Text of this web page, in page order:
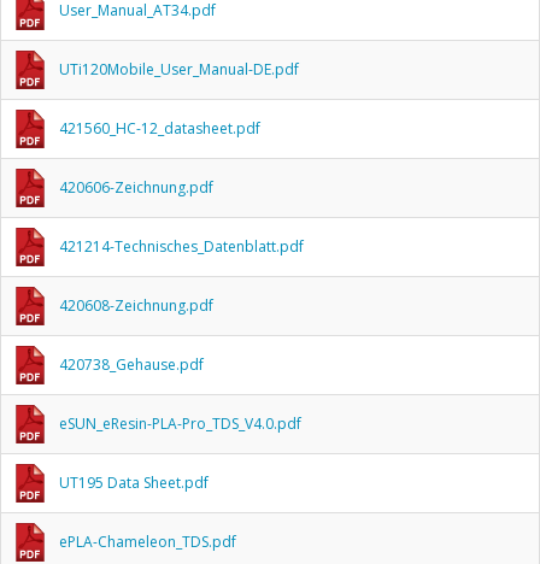
User_Manual_AT34.pdf
UTi120Mobile_User_Manual-DE.pdf
421560_HC-12_datasheet.pdf
420606-Zeichnung.pdf
421214-Technisches_Datenblatt.pdf
420608-Zeichnung.pdf
420738_Gehause.pdf
eSUN_eResin-PLA-Pro_TDS_V4.0.pdf
UT195 Data Sheet.pdf
ePLA-Chameleon_TDS.pdf